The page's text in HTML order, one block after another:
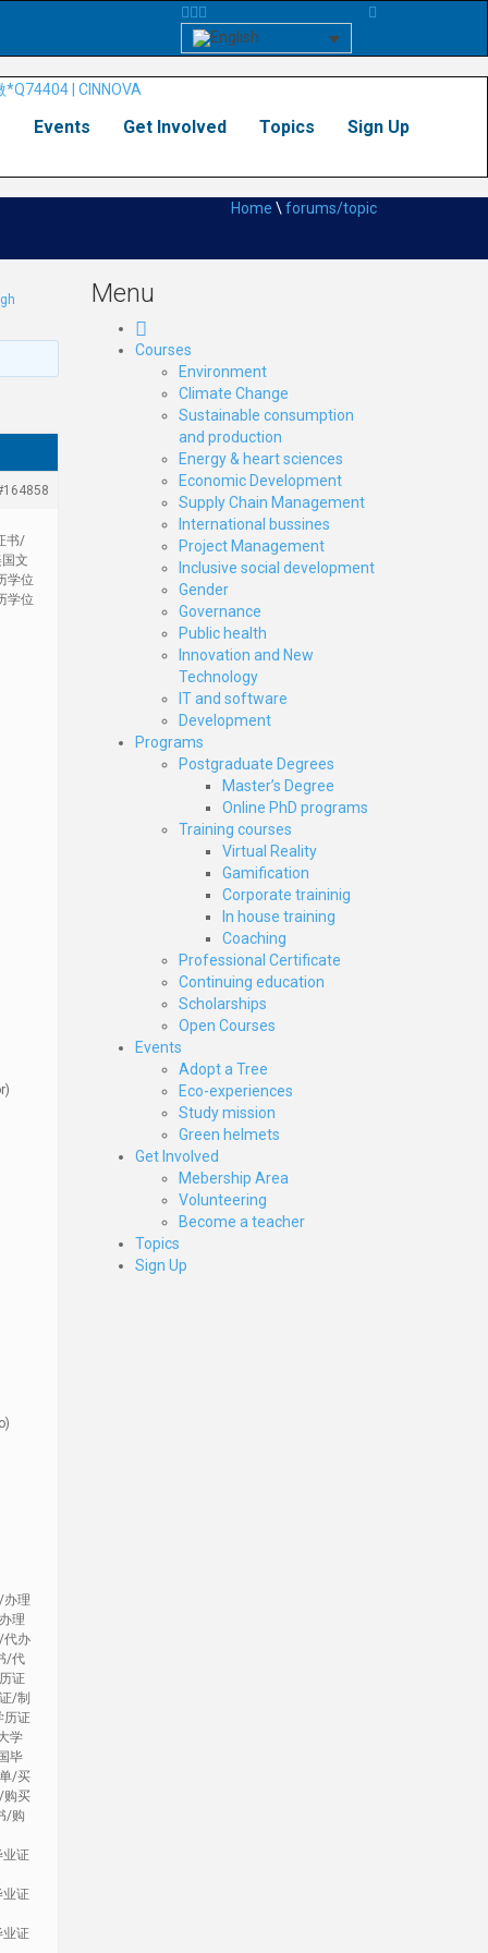
Events Get Involved Topics Sign Up
Home \forums/topic
书/
文
学位
学位
办理
理
代办
/代
证
/制
历证
学
毕
/买
购买
/购
业证
业证
业证
Menu
Courses
Environment
Climate Change
Sustainable consumption
and production
Energy & heart sciences
Economic Development
Supply Chain Management
International bussines
Project Management
Inclusive social development
Gender
Governance
Public health
Innovation and New
Technology
IT and software
Development
Programs
Postgraduate Degrees
Master’s Degree
Online PhD programs
Training courses
Virtual Reality
Gamification
Corporate traininig
In house training
Coaching
Professional Certificate
Continuing education
Scholarships
Open Courses
Events
Adopt a Tree
Eco-experiences
Study mission
Green helmets
Get Involved
Mebership Area
Volunteering
Become a teacher
Topics
Sign Up